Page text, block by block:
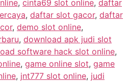
, cinta69 slot online, daftar
, daftar slot gacor, daftar
, demo slot online,
, download apk judi slot
software hack slot online,
, game online slot, game
, jnt777 slot online, judi